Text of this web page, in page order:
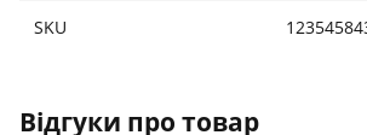
SKU
Відгуки про товар